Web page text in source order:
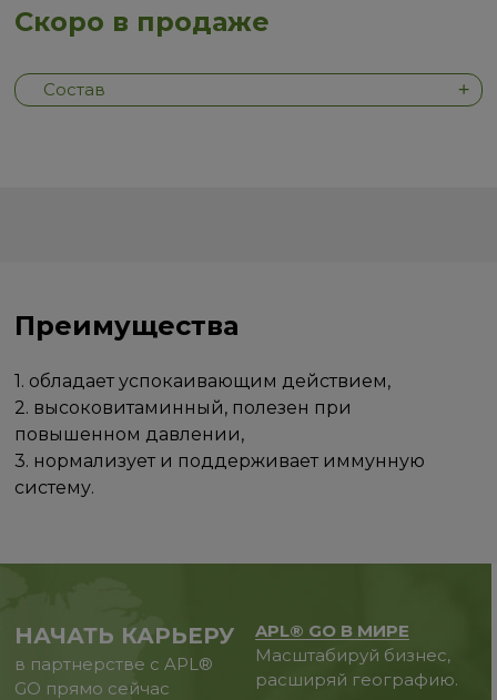
Скоро в продаже
Состав
Преимущества
1. обладает успокаивающим действием,
2. высоковитаминный, полезен при
повышенном давлении,
3. нормализует и поддерживает иммунную
систему.
НАЧАТЬ КАРЬЕРУ
в партнерстве с APL®
GO прямо сейчас
APL® GO В МИРЕ
Масштабируй бизнес,
расширяй географию.